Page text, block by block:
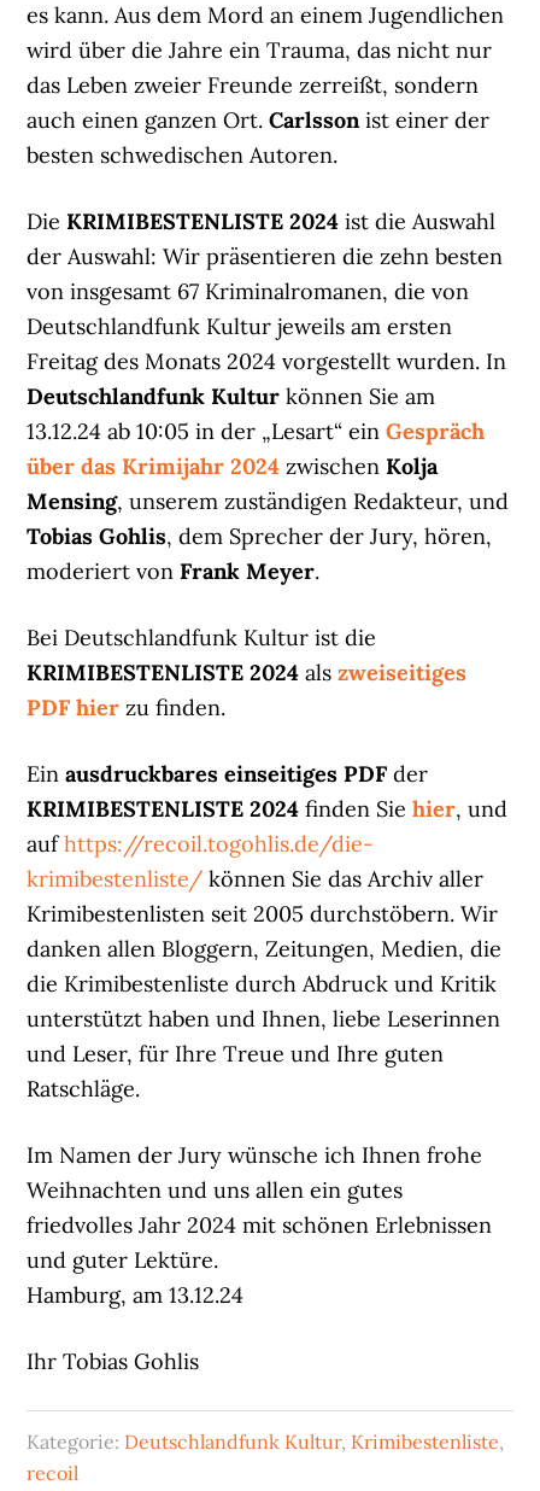
es kann. Aus dem Mord an einem Jugendlichen
wird über die Jahre ein Trauma, das nicht nur
das Leben zweier Freunde zerreißt, sondern
auch einen ganzen Ort.Carlssonist einer der
besten schwedischen Autoren.
DieKRIMIBESTENLISTE 2024 ist die Auswahl
der Auswahl: Wir präsentieren die zehn besten
von insgesamt 67 Kriminalromanen, die von
Deutschlandfunk Kultur jeweils am ersten
Freitag des Monats 2024 vorgestellt wurden. In
Deutschlandfunk Kulturkönnen Sie am
13.12.24 ab 10:05 in der „Lesart“ einGespräch
über das Krimijahr 2024 zwischenKolja
Mensing, unserem zuständigen Redakteur, und
Tobias Gohlis, dem Sprecher der Jury, hören,
moderiert vonFrank Meyer.
Bei Deutschlandfunk Kultur ist die
KRIMIBESTENLISTE 2024 alszweiseitiges
PDF hierzu finden.
Einausdruckbares einseitiges PDF der
KRIMIBESTENLISTE 2024 finden Siehier, und
aufhttps://recoil.togohlis.de/die-
krimibestenliste/ können Sie das Archiv aller
Krimibestenlisten seit 2005 durchstöbern. Wir
danken allen Bloggern, Zeitungen, Medien, die
die Krimibestenliste durch Abdruck und Kritik
unterstützt haben und Ihnen, liebe Leserinnen
und Leser, für Ihre Treue und Ihre guten
Ratschläge.
Im Namen der Jury wünsche ich Ihnen frohe
Weihnachten und uns allen ein gutes
friedvolles Jahr 2024 mit schönen Erlebnissen
und guter Lektüre.
Hamburg, am 13.12.24
Ihr Tobias Gohlis
Kategorie: Deutschlandfunk Kultur, Krimibestenliste,
recoil